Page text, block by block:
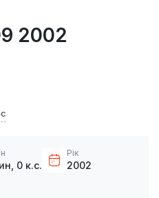
2002
0 к.с.
Рік
2002